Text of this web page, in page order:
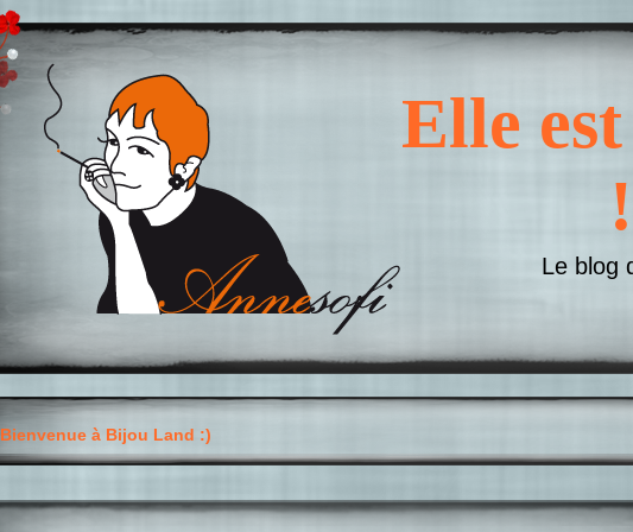
Elle
Le blog
Bienvenue à Bijou Land :)